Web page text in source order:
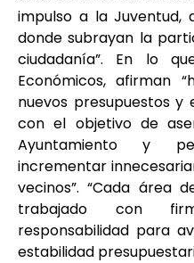
impulso a la Juventud,
donde subrayan la
ciudadanía”. En lo
Económicos, afirman
nuevos presupuestos y
con el objetivo de
Ayuntamiento y
incrementar
vecinos”. “Cada área
trabajado con
responsabilidad para
estabilidad